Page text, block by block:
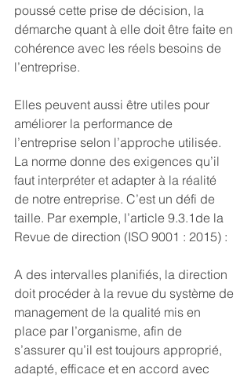
poussé cette prise de décision, la
démarche quant à elle doit être faite en
cohérence avec les réels besoins de
l’entreprise.
Elles peuvent aussi être utiles pour
améliorer la performance de
l’entreprise selon l’approche utilisée.
La norme donne des exigences qu’il
faut interpréter et adapter à la réalité
de notre entreprise. C’est un défi de
taille. Par exemple, l’article 9.3.1de la
Revue de direction (ISO 9001 : 2015) :
A des intervalles planifiés, la direction
doit procéder à la revue du système de
management de la qualité mis en
place par l’organisme, afin de
s’assurer qu’il est toujours approprié,
adapté, efficace et en accord avec